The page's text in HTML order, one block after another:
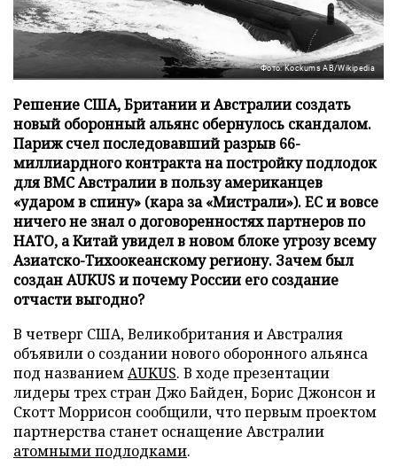
Фото: Kockums AB/Wikipedia
Решение США, Британии и Австралии создать
новый оборонный альянс обернулось скандалом.
Париж счел последовавший разрыв 66-
миллиардного контракта на постройку подлодок
для ВМС Австралии в пользу американцев
«ударом в спину» (кара за «Мистрали»). ЕС и вовсе
ничего не знал о договоренностях партнеров по
НАТО, а Китай увидел в новом блоке угрозу всему
Азиатско-Тихоокеанскому региону. Зачем был
создан AUKUS и почему России его создание
отчасти выгодно?
В четверг США, Великобритания и Австралия
объявили о создании нового оборонного альянса
под названиемAUKUS. В ходе презентации
лидеры трех стран Джо Байден, Борис Джонсон и
Скотт Моррисон сообщили, что первым проектом
партнерства станет оснащение Австралии
атомными подлодками.